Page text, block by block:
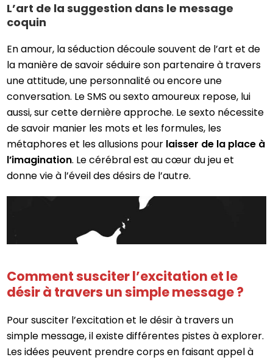
L’art de la suggestion dans le message
coquin
En amour, la séduction découle souvent de l’art et de
la manière de savoir séduire son partenaire à travers
une attitude, une personnalité ou encore une
conversation. Le SMS ou sexto amoureux repose, lui
aussi, sur cette dernière approche. Le sexto nécessite
de savoir manier les mots et les formules, les
métaphores et les allusions pour laisser de la place à
l’imagination. Le cérébral est au cœur du jeu et
donne vie à l’éveil des désirs de l’autre.
Comment susciter l’excitation et le
désir à travers un simple message ?
Pour susciter l’excitation et le désir à travers un
simple message, il existe différentes pistes à explorer.
Les idées peuvent prendre corps en faisant appel à